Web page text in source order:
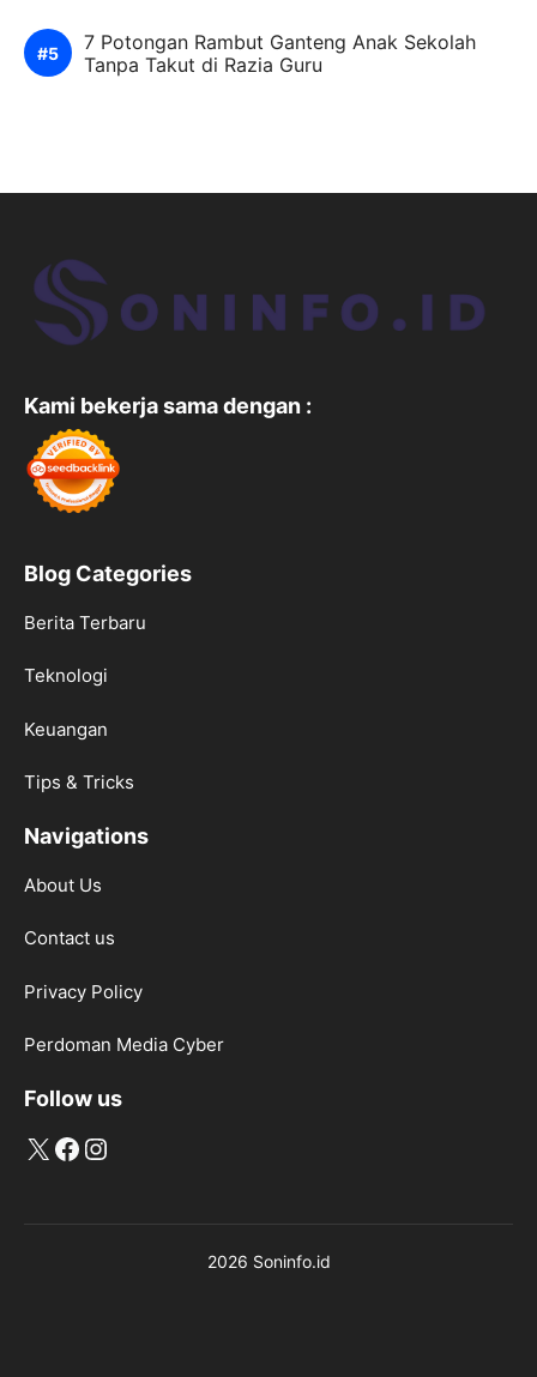
7 Potongan Rambut Ganteng Anak Sekolah
Tanpa Takut di Razia Guru
Kami bekerja sama dengan :
Blog Categories
Berita Terbaru
Teknologi
Keuangan
Tips & Tricks
Navigations
About Us
Contact us
Privacy Policy
Perdoman Media Cyber
Follow us
X Facebook
Instagram
2026 Soninfo.id